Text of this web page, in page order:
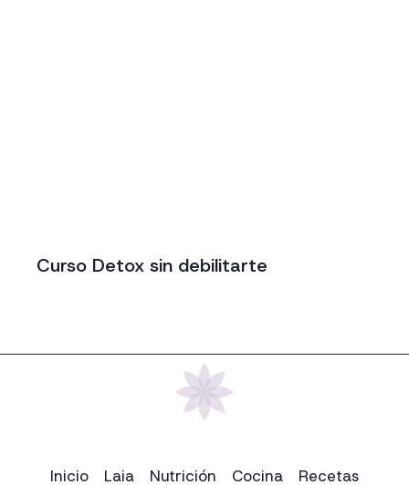
Curso Detox sin debilitarte
Inicio Laia Nutrición Cocina Recetas